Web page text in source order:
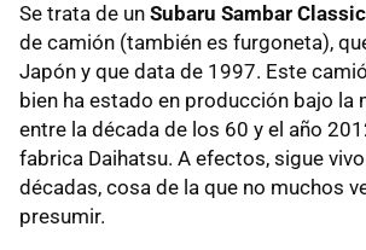
Se trata de un Subaru Sambar Classic
de camión (también es furgoneta),
Japón y que data de 1997. Este
bien ha estado en producción bajo la
entre la década de los 60 y el año
fabrica Daihatsu. A efectos, sigue
décadas, cosa de la que no muchos
presumir.